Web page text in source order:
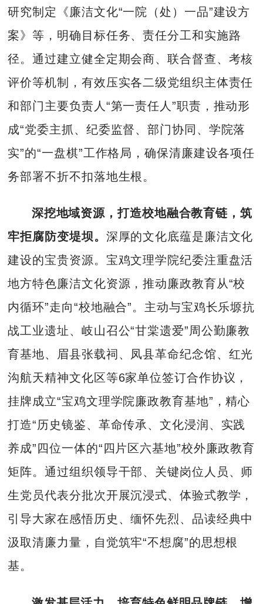
研究制定《廉洁文化“一院（处）一品”建设方
案》等，明确目标任务、责任分工和实施路
径。通过建立健全定期会商、联合督查、考核
评价等机制，有效压实各二级党组织主体责任
和部门主要负责人“第一责任人”职责，推动形
成“党委主抓、纪委监督、部门协同、学院落
实”的“一盘棋”工作格局，确保清廉建设各项任
务部署不折不扣落地生根。
深挖地域资源，打造校地融合教育链，筑
牢拒腐防变堤坝。 深厚的文化底蕴是廉洁文化
建设的宝贵资源。宝鸡文理学院纪委注重盘活
地方特色廉洁文化资源，推动廉政教育从“校
内循环”走向“校地融合”。主动与宝鸡长乐塬抗
战工业遗址、岐山召公“甘棠遗爱”周公勤廉教
育基地、眉县张载祠、凤县革命纪念馆、红光
沟航天精神文化区等6家单位签订合作协议，
挂牌成立“宝鸡文理学院廉政教育基地”，精心
打造“历史镜鉴、革命传承、文化浸润、实践
养成”四位一体的“四片区六基地”校外廉政教育
矩阵。通过组织领导干部、关键岗位人员、师
生党员代表分批次开展沉浸式、体验式教学，
引导大家在感悟历史、缅怀先烈、品读经典中
汲取清廉力量，自觉筑牢“不想腐”的思想根
基。